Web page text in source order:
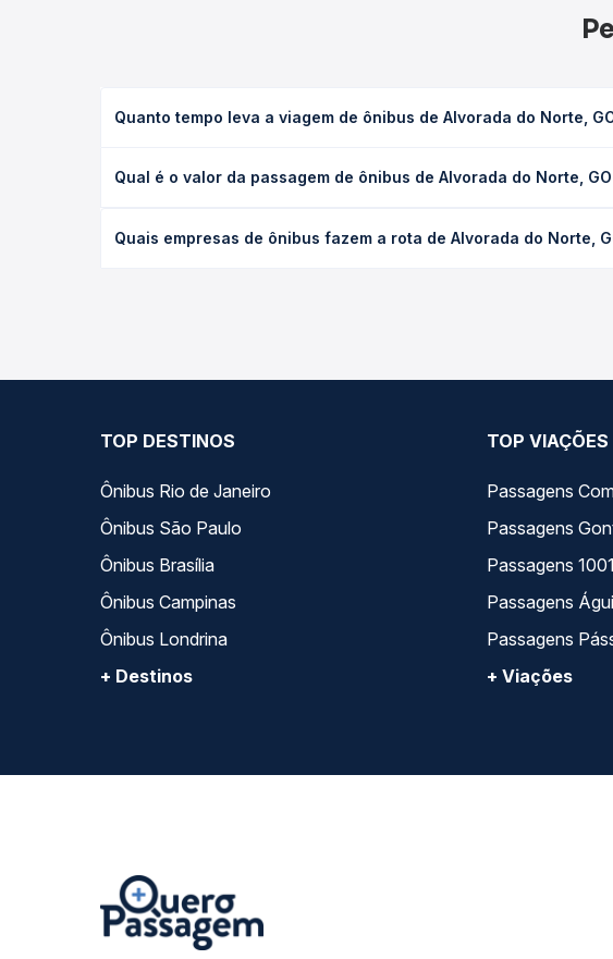
Quanto tempo leva a viagem de ônibus de Alvorada do Norte,
leito) e as condições de tráfego. Na Quero Passagem você
Qual é o valor da passagem de ônibus de Alvorada do Norte,
e a antecedência da compra. Na Quero Passagem você compara
Quais empresas de ônibus fazem a rota de Alvorada do Norte,
TOP DESTINOS
Ônibus Rio de Janeiro
Ônibus São Paulo
Ônibus Brasília
Ônibus Campinas
Ônibus Londrina
+ Destinos
TOP VIAÇÕES
Passagens
Passagens
Passagens 1001
Passagens
Passagens
+ Viações